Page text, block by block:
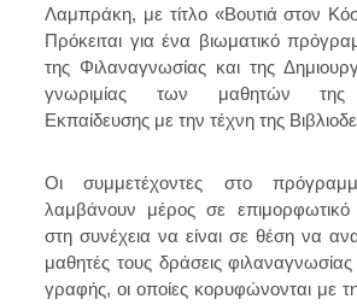
Λαμπράκη, με τίτλο «Βουτιά στον
Πρόκειται για ένα βιωματικό
της Φιλαναγνωσίας και της
γνωριμίας των μαθητών της
Εκπαίδευσης με την τέχνη της
Οι συμμετέχοντες στο
λαμβάνουν μέρος σε επιμορφωτικό
στη συνέχεια να είναι σε θέση να
μαθητές τους δράσεις φιλαναγνωσίας
γραφής, οι οποίες κορυφώνονται με